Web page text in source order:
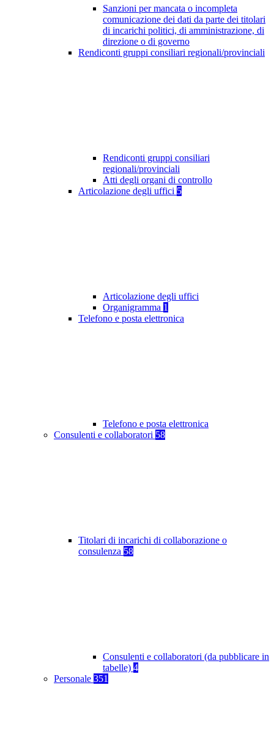
Sanzioni per mancata o incompleta
comunicazione dei dati da parte dei titolari
di incarichi politici, di amministrazione, di
direzione o di governo
Rendiconti gruppi consiliari regionali/provinciali
Rendiconti gruppi consiliari
regionali/provinciali
Atti degli organi di controllo
Articolazione degli uffici 5
Articolazione degli uffici
Organigramma 1
Telefono e posta elettronica
Telefono e posta elettronica
Consulenti e collaboratori 58
Titolari di incarichi di collaborazione o
consulenza 58
Consulenti e collaboratori (da pubblicare in
tabelle) 4
Personale 351